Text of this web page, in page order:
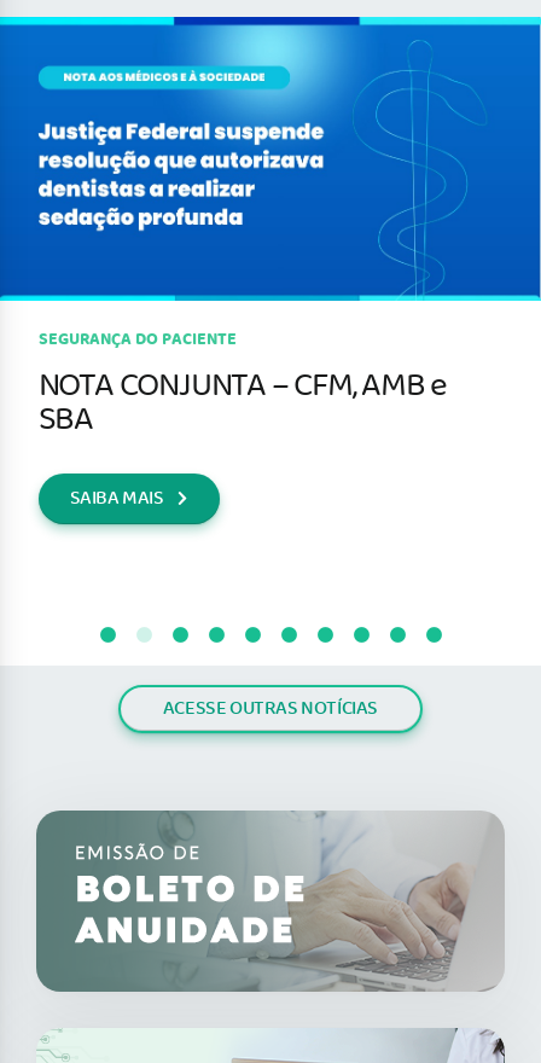
SEGURANÇA DO PACIENTE
NOTA CONJUNTA – CFM, AMB e
SBA
SAIBA MAIS
ACESSE OUTRAS NOTÍCIAS